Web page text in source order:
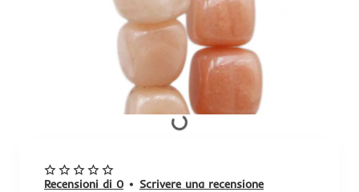
Recensioni di 0 • Scrivere una recensione